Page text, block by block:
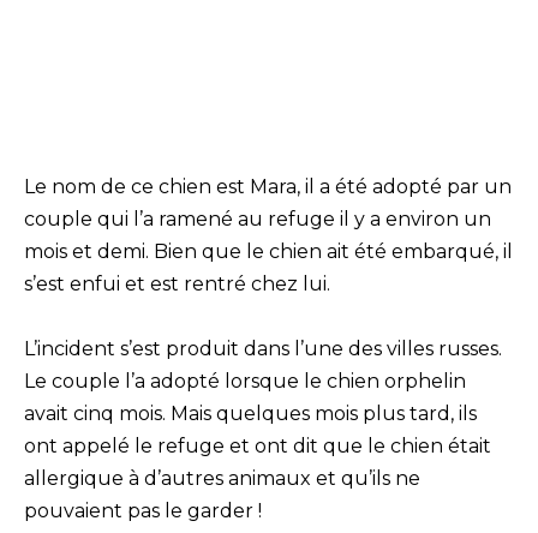
Le nom de ce chien est Mara, il a été adopté par un
couple qui l’a ramené au refuge il y a environ un
mois et demi. Bien que le chien ait été embarqué, il
s’est enfui et est rentré chez lui.
L’incident s’est produit dans l’une des villes russes.
Le couple l’a adopté lorsque le chien orphelin
avait cinq mois. Mais quelques mois plus tard, ils
ont appelé le refuge et ont dit que le chien était
allergique à d’autres animaux et qu’ils ne
pouvaient pas le garder !